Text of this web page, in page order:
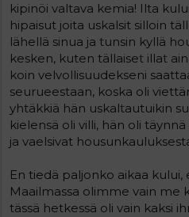
kipinöi valtava kemia! Ilta
hipaisut joita uskalsit silloin
lähellä sinua ja tunsin kyllä
kesken, kuten tällaiset illat
koin velvollisuudekseni
seurueestaan, koska oli
yhtäkkiä hän uskaltautuikin
kielensä oli villi, hän oli
ja vaelsivat
En tiedä paljonko aikaa
Maailmassa olimme vain me
tässä hetkessä oli vain kaksi